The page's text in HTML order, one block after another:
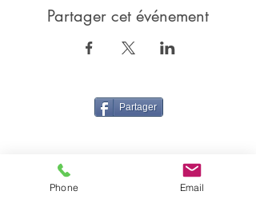
Partager cet événement
Partager
Phone Email